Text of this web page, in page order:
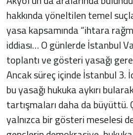
hakkında yöneltilen temel
yasa kapsamında “ihtara
iddiası… O günlerde İstanbul
toplantı ve gösteri yasağı
Ancak süreç içinde İstanbul 3.
bu yasağı hukuka aykırı
tartışmaları daha da büyüttü.
yalnızca bir gösteri meselesi